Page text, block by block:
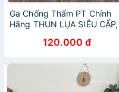
Ga Chống Thấm PT Chính
Hãng THUN LỤA SIÊU CẤP,
120.000 đ